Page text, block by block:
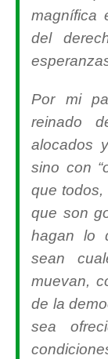
magnífica
del
Por mi
reinado
alocados
sino con “
que todos,
que son
hagan lo
sean
muevan,
de la
sea